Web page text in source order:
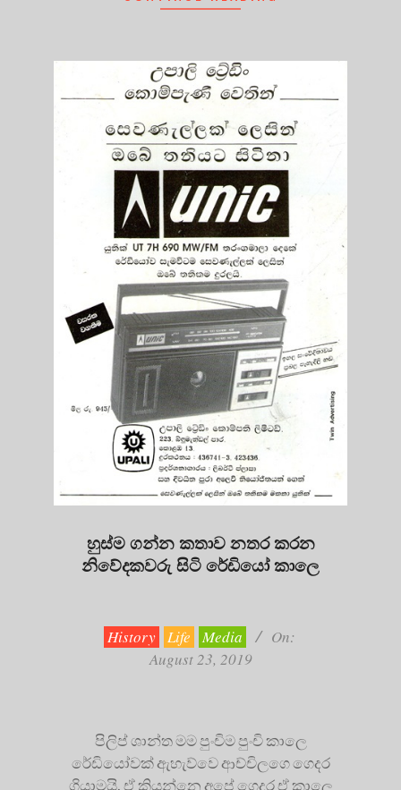
හුස්ම ගන්න කතාව නතර කරන
නිවේදකවරු සිටි ‌‌රේඩියෝ කාලෙ
History Life Media
On:
August 23, 2019
පිලිප් ශාන්ත මම පුංචිම පුංචි කාලෙ
රේඩියෝවක් ඇහැව්වෙ ආච්චිලගෙ ගෙදර
ගියාමයි. ඒ කියන්නෙ අපේ ගෙදර ඒ කාලෙ